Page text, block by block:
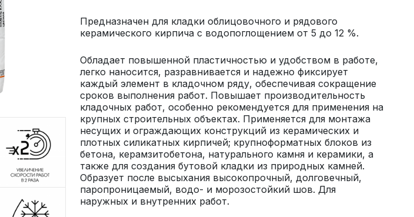
Предназначен для кладки облицовочного и рядового
керамического кирпича с водопоглощением от 5 до 12 %.
Обладает повышенной пластичностью и удобством в работе,
легко наносится, разравнивается и надежно фиксирует
каждый элемент в кладочном ряду, обеспечивая сокращение
сроков выполнения работ. Повышает производительность
кладочных работ, особенно рекомендуется для применения на
крупных строительных объектах. Применяется для монтажа
несущих и ограждающих конструкций из керамических и
плотных силикатных кирпичей; крупноформатных блоков из
бетона, керамзитобетона, натурального камня и керамики, а
также для создания бутовой кладки из природных камней.
Образует после высыхания высокопрочный, долговечный,
паропроницаемый, водо- и морозостойкий шов. Для
наружных и внутренних работ.